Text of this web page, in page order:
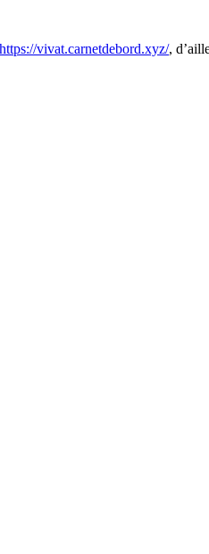
https://vivat.carnetdebord.xyz/,